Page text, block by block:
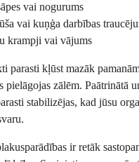
vai nogurums
vai kuņģa darbības
krampji vai vājums
parasti kļūst mazāk
pielāgojas zālēm. Paātrinātā
stabilizējas, kad jūsu
ir retāk